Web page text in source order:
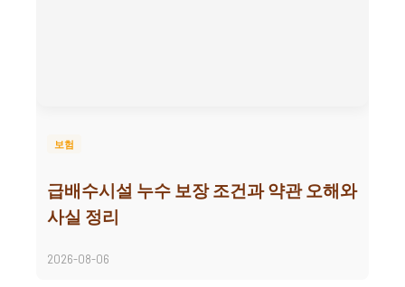
보험
급배수시설 누수 보장 조건과 약관 오해와
사실 정리
2026-08-06